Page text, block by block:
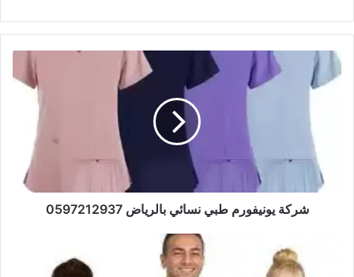
شركة يونيفورم طبي نسائي بالرياض 0597212937